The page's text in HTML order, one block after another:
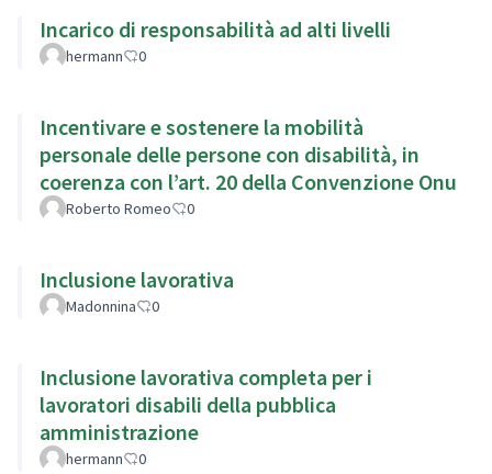
Incarico di responsabilità ad alti livelli
hermann 0
Incentivare e sostenere la mobilità
personale delle persone con disabilità, in
coerenza con l’art. 20 della Convenzione Onu
Roberto Romeo 0
Inclusione lavorativa
Madonnina 0
Inclusione lavorativa completa per i
lavoratori disabili della pubblica
amministrazione
hermann 0